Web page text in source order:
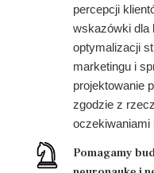
percepcji
wskazówki dla
optymalizacji
marketingu i
projektowanie
zgodzie z
oczekiwaniami
Pomagamy